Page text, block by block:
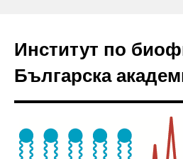
Институт по
Българска